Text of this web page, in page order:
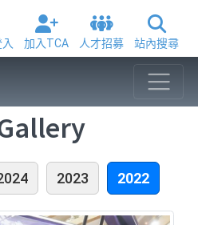
加入TCA 人才招募 站內搜尋
2023 2022